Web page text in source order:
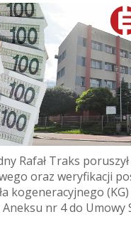
Rafał Traks
oraz weryfikacji
kogeneracyjnego
nr 4 do Umowy